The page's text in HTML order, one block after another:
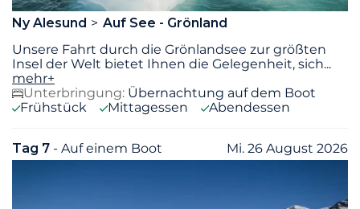
Ny Alesund
Auf See - Grönland
Unsere Fahrt durch die Grönlandsee zur größten
Insel der Welt bietet Ihnen die Gelegenheit, sich...
mehr+
Unterbringung: Übernachtung auf dem Boot
Frühstück
Mittagessen Abendessen
Tag 7 - Auf einem Boot Mi. 26 August 2026